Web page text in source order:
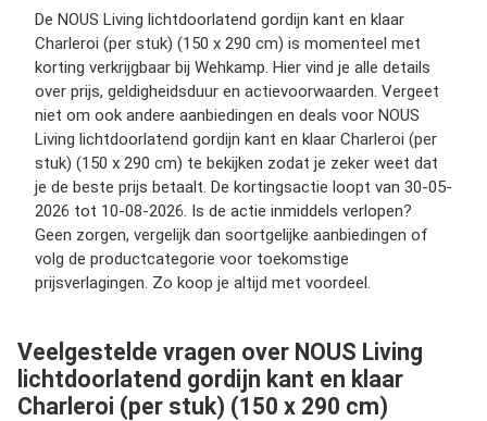
De NOUS Living lichtdoorlatend gordijn kant en klaar
Charleroi (per stuk) (150 x 290 cm) is momenteel met
korting verkrijgbaar bij Wehkamp. Hier vind je alle details
over prijs, geldigheidsduur en actievoorwaarden. Vergeet
niet om ook andere aanbiedingen en deals voor NOUS
Living lichtdoorlatend gordijn kant en klaar Charleroi (per
stuk) (150 x 290 cm) te bekijken zodat je zeker weet dat
je de beste prijs betaalt. De kortingsactie loopt van 30-05-
2026 tot 10-08-2026. Is de actie inmiddels verlopen?
Geen zorgen, vergelijk dan soortgelijke aanbiedingen of
volg de productcategorie voor toekomstige
prijsverlagingen. Zo koop je altijd met voordeel.
Veelgestelde vragen over NOUS Living
lichtdoorlatend gordijn kant en klaar
Charleroi (per stuk) (150 x 290 cm)